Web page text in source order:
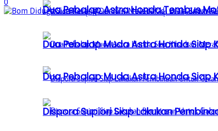
Dua Pebalap Muda Astra Honda Siap
Dispora Supiori Siap Lakukan
Dua Pebalap Astra Honda Tembus
Dua Pebalap Muda Astra Honda Siap
0